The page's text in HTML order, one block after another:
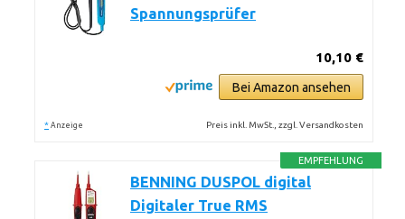
Spannungsprüfer
10,10 €
Bei Amazon ansehen
* Anzeige Preis inkl. MwSt., zzgl. Versandkosten
EMPFEHLUNG
BENNING DUSPOL digital
Digitaler True RMS